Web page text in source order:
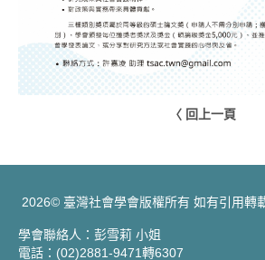
〈 回上一頁
2026© 臺灣社會學會版權所有 如有引用轉
學會聯絡人：彭雪莉 小姐
電話：(02)2881-9471轉6307